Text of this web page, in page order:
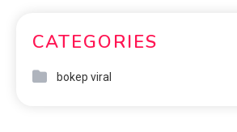
CATEGORIES
bokep viral